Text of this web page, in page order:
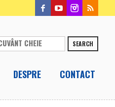
SEARCH
DESPRE CONTACT